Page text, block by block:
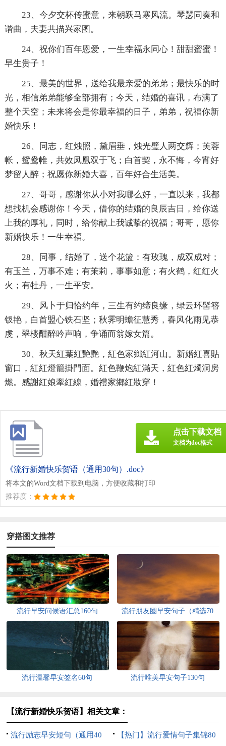
23、今夕交杯传蜜意，来朝跃马寒风流。琴瑟同奏和
谐曲，夫妻共描兴家图。
24、祝你们百年恩爱，一生幸福永同心！甜甜蜜蜜！
早生贵子！
25、最美的世界，送给我最亲爱的弟弟；最快乐的时
光，相信弟弟能够全部拥有；今天，结婚的喜讯，布满了
整个天空；未来将会是你最幸福的日子，弟弟，祝福你新
婚快乐！
26、同志，红烛照，黛眉垂，烛光璧人两交辉；芙蓉
帐，鸳鸯帷，共效凤凰双于飞；白首契，永不悔，今宵好
梦留人醉；祝愿你新婚大喜，百年好合生活美。
27、哥哥，感谢你从小对我哪么好，一直以来，我都
想找机会感谢你！今天，借你的结婚的良辰吉日，给你送
上我的厚礼，同时，给你献上我诚挚的祝福；哥哥，愿你
新婚快乐！一生幸福。
28、同事，结婚了，送个花篮：有玫瑰，成双成对；
有玉兰，万事不难；有茉莉，事事如意；有火鹤，红红火
火；有牡丹，一生平安。
29、风卜于归恰约年，三生有约缔良缘，绿云环髻簪
钗艳，白首盟心铁石坚；秋霁明蟾征慧秀，春风化雨见恭
虔，翠楼酣醉吟声响，争诵而翁嫁女篇。
30、秋天紅葉紅艷艷，紅色家鄉紅河山。新婚紅喜貼
窗口，紅紅燈籠掛門面。紅色鞭炮紅滿天，紅色紅燭洞房
燃。感謝紅娘牽紅線，婚禮家鄉紅妝穿！
《流行新婚快乐贺语（通用30句）.doc》
将本文的Word文档下载到电脑，方便收藏和打印
推荐度：
点击下载文档
文档为doc格式
穿搭图文推荐
流行早安问候语汇总160句
流行朋友圈早安句子（精选70
句）
流行温馨早安签名60句 流行唯美早安句子130句
【流行新婚快乐贺语】相关文章：
流行励志早安短句（通用40
【热门】流行爱情句子集锦80